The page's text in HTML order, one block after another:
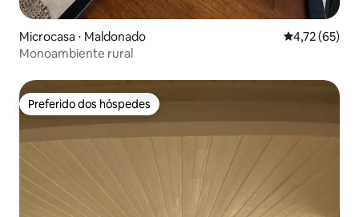
Microcasa ⋅ Maldonado 4,72 de uma
4,72 (65)
Monoambiente rural
Preferido dos hóspedes
Preferido dos hóspedes